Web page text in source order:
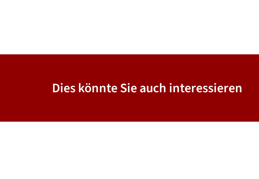
Dies könnte Sie auch interessieren